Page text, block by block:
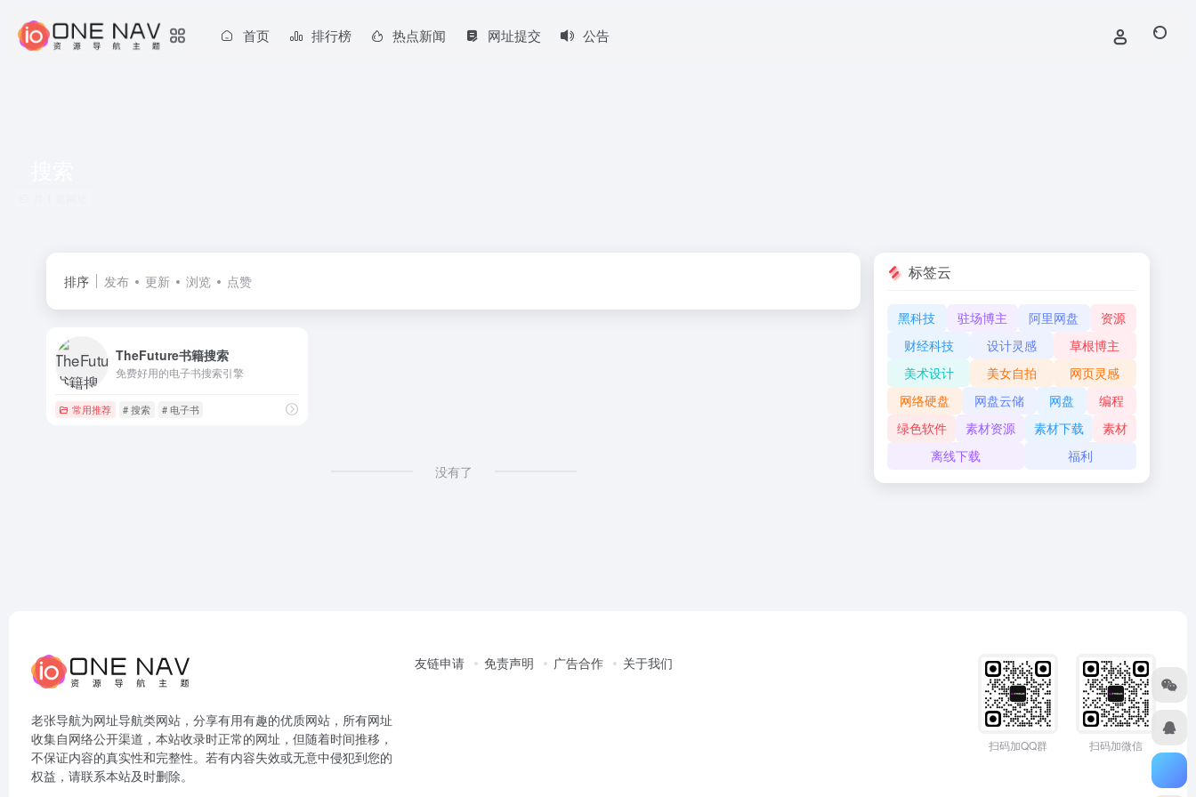
首页 排行榜 热点新闻 网址提交 公告
排序 发布 更新 浏览 点赞
TheFuture书籍搜索
免费好用的电子书搜索引擎
常用推荐 # 搜索 # 电子书
没有了
标签云
黑科技 驻场博主 阿里网盘
资源
财经科技
设计灵感
草根博主
美术设计
美女自拍
网页灵感
网络硬盘
网盘云储 网盘
编程
绿色软件
素材资源 素材下载
素材
离线下载
福利
老张导航为网址导航类网站，分享有用有趣的优质网站，所有网址
收集自网络公开渠道，本站收录时正常的网址，但随着时间推移，
不保证内容的真实性和完整性。若有内容失效或无意中侵犯到您的
权益，请联系本站及时删除。
友链申请 免责声明 广告合作 关于我们
扫码加QQ群 扫码加微信